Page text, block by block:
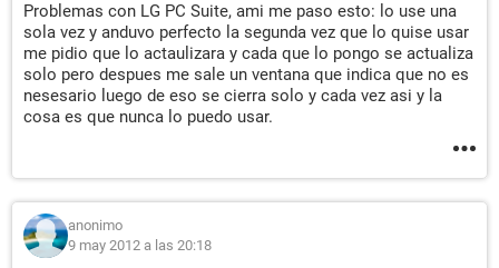
Problemas con LG PC Suite, ami me paso esto: lo use una
sola vez y anduvo perfecto la segunda vez que lo quise usar
me pidio que lo actaulizara y cada que lo pongo se actualiza
solo pero despues me sale un ventana que indica que no es
nesesario luego de eso se cierra solo y cada vez asi y la
cosa es que nunca lo puedo usar.
anonimo
9 may 2012 a las 20:18